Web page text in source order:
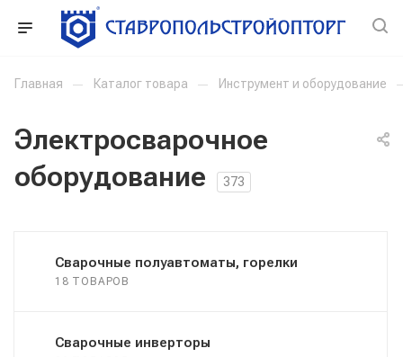
Главная — Каталог товара — Инструмент и оборудование
Электросварочное
оборудование
373
Сварочные полуавтоматы, горелки
18 ТОВАРОВ
Сварочные инверторы